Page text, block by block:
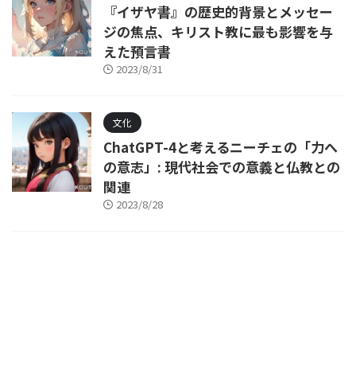
『イザヤ書』の歴史的背景とメッセー
ジの焦点、キリスト教に最も影響を与
えた預言書
2023/8/31
文化
ChatGPT-4と考えるニーチェの「力へ
の意志」: 現代社会での意義と仏教との
関連
2023/8/28